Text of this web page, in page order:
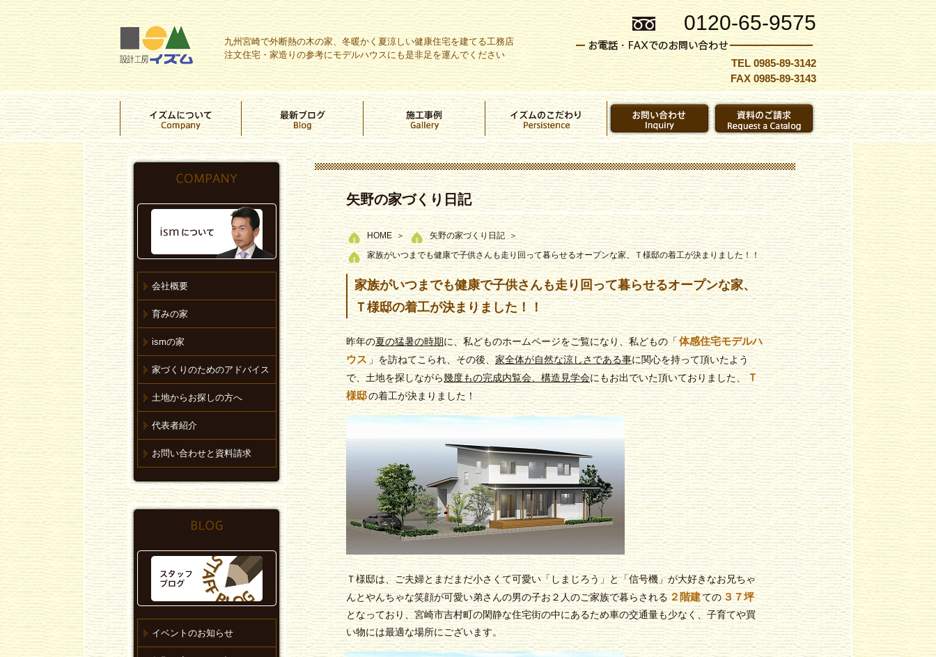
九州宮崎で外断熱の木の家、冬暖かく夏涼しい健康住宅を建てる工務店
注文住宅・家造りの参考にモデルハウスにも是非足を運んでください
0120-65-9575
TEL 0985-89-3142
FAX 0985-89-3143
矢野の家づくり日記
HOME
矢野の家づくり日記
家族がいつまでも健康で子供さんも走り回って暮らせるオープンな家、Ｔ様邸の着工が決まりました！！
家族がいつまでも健康で子供さんも走り回って暮らせるオープンな家、
Ｔ様邸の着工が決まりました！！
昨年の夏の猛暑の時期に、私どものホームページをご覧になり、私どもの「体感住宅モデルハ
ウス」を訪ねてこられ、その後、家全体が自然な涼しさである事に関心を持って頂いたよう
で、土地を探しながら幾度もの完成内覧会、構造見学会にもお出でいた頂いておりました、Ｔ
様邸の着工が決まりました！
Ｔ様邸は、ご夫婦とまだまだ小さくて可愛い「しまじろう」と「信号機」が大好きなお兄ちゃ
んとやんちゃな笑顔が可愛い弟さんの男の子お２人のご家族で暮らされる２階建ての３７坪
となっており、宮崎市吉村町の閑静な住宅街の中にあるため車の交通量も少なく、子育てや買
い物には最適な場所にございます。
会社概要
育みの家
ismの家
家づくりのためのアドバイス
土地からお探しの方へ
代表者紹介
お問い合わせと資料請求
イベントのお知らせ